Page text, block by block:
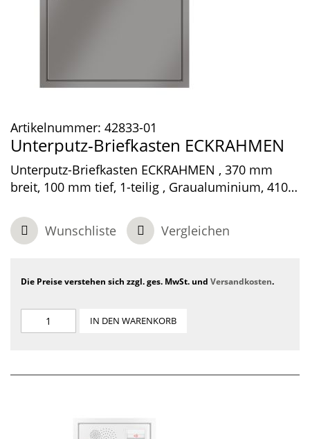
Artikelnummer: 42833-01
Unterputz-Briefkasten ECKRAHMEN
Unterputz-Briefkasten ECKRAHMEN , 370 mm
breit, 100 mm tief, 1-teilig , Graualuminium, 410 x
Wunschliste
Vergleichen
Die Preise verstehen sich zzgl. ges. MwSt. und Versandkosten.
IN DEN WARENKORB